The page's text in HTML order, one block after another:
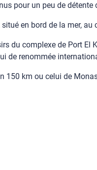
pour un peu de détente
en bord de la mer,
du complexe de Port
de renommée
150 km ou celui de